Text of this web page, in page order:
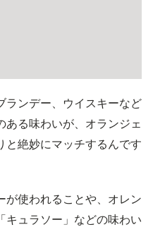
ランデー、ウイスキーなど
ある味わいが、オランジェ
と絶妙にマッチするんです
が使われることや、オレン
キュラソー」などの味わい